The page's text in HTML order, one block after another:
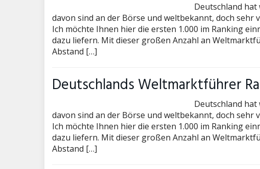
Deutschland
davon sind an der Börse und weltbekannt, doch sehr
Ich möchte Ihnen hier die ersten 1.000 im Ranking
dazu liefern. Mit dieser großen Anzahl an
Abstand […]
Deutschlands Weltmarktführer
Deutschland
davon sind an der Börse und weltbekannt, doch sehr
Ich möchte Ihnen hier die ersten 1.000 im Ranking
dazu liefern. Mit dieser großen Anzahl an
Abstand […]